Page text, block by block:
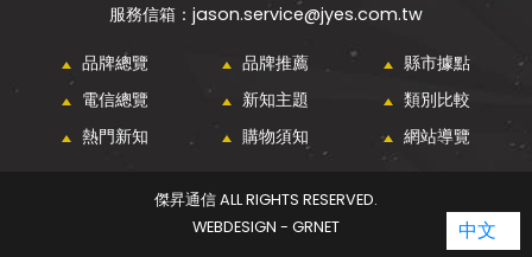
jason.service@jyes.com.tw
品牌總覽 品牌推薦
縣市據點
電信總覽
新知主題
類別比較
熱門新知
購物須知 網站導覽
傑昇通信 ALL RIGHTS RESERVED.
WEBDESIGN - GRNET
中文